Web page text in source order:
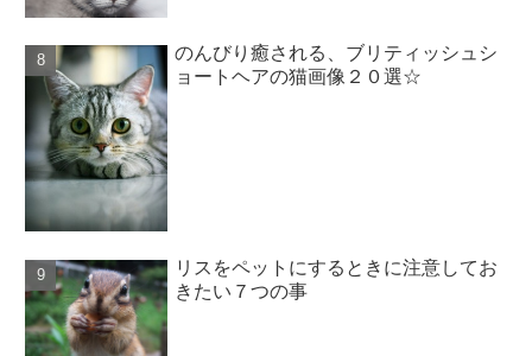
のんびり癒される、ブリティッシュシ
ョートヘアの猫画像２０選☆
リスをペットにするときに注意してお
きたい７つの事